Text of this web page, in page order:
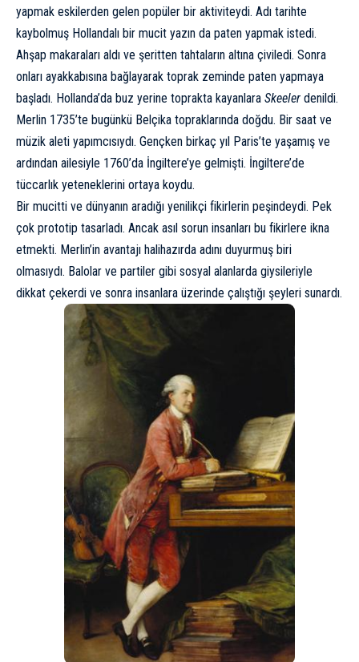
yapmak eskilerden gelen popüler bir aktiviteydi. Adı tarihte
kaybolmuş Hollandalı bir mucit yazın da paten yapmak istedi.
Ahşap makaraları aldı ve şeritten tahtaların altına çiviledi. Sonra
onları ayakkabısına bağlayarak toprak zeminde paten yapmaya
başladı. Hollanda’da buz yerine toprakta kayanlara Skeeler denildi.
Merlin 1735’te bugünkü Belçika topraklarında doğdu. Bir saat ve
müzik aleti yapımcısıydı. Gençken birkaç yıl Paris’te yaşamış ve
ardından ailesiyle 1760’da İngiltere’ye gelmişti. İngiltere’de
tüccarlık yeteneklerini ortaya koydu.
Bir mucitti ve dünyanın aradığı yenilikçi fikirlerin peşindeydi. Pek
çok prototip tasarladı. Ancak asıl sorun insanları bu fikirlere ikna
etmekti. Merlin’in avantajı halihazırda adını duyurmuş biri
olmasıydı. Balolar ve partiler gibi sosyal alanlarda giysileriyle
dikkat çekerdi ve sonra insanlara üzerinde çalıştığı şeyleri sunardı.